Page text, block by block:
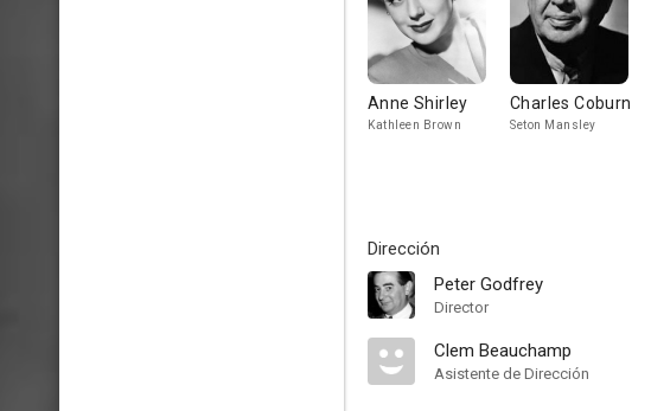
Anne Shirley
Kathleen Brown
Charles Coburn
Seton Mansley
Dirección
Peter Godfrey
Director
Clem Beauchamp
Asistente de Dirección